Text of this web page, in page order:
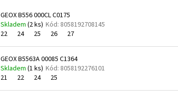
GEOX B556 000CL C0175
Skladem (2 ks) Kód: 8058192708145
22
24 25 26 27
GEOX B5563A 00085 C1364
Skladem (1 ks) Kód: 8058192276101
21
22 24 25